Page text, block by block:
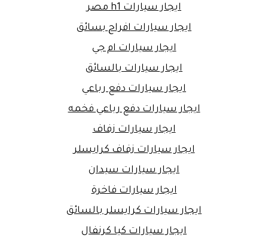
ايجار سيارات h1 مصر
ايجار سيارات افراح بسائق
ايجار سيارات ام جي
ايجار سيارات بالسائق
ايجار سيارات دفع رباعي
ايجار سيارات دفع رباعي فخمه
ايجار سيارات زفاف
ايجار سيارات زفاف كرايسلر
ايجار سيارات سيدان
ايجار سيارات فاخرة
ايجار سيارات كرايسلر بالسائق
ايجار سيارات كيا كرنفال